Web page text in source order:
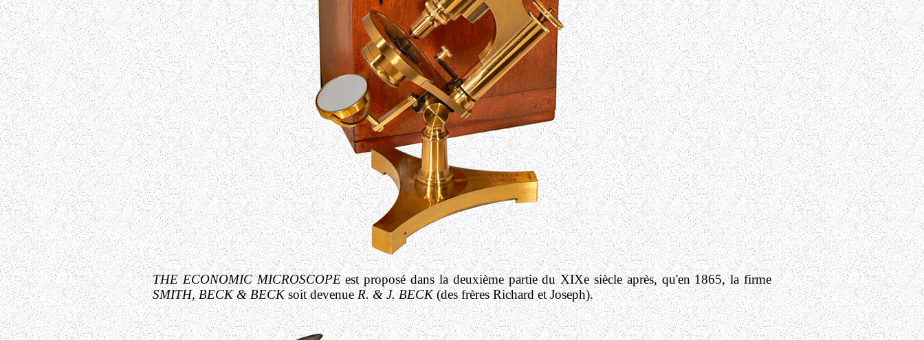
THE ECONOMIC MICROSCOPE est proposé dans la deuxième partie du XIXe siècle après, qu'en 1865, la firme
SMITH, BECK & BECKsoit devenueR. & J. BECK(des frères Richard et Joseph).